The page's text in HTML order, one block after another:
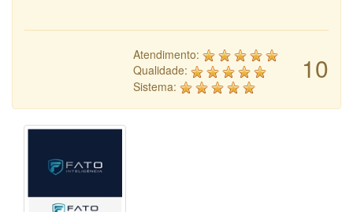
10
Atendimento:
Qualidade:
Sistema: